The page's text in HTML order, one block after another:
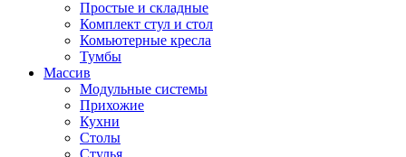
Простые и складные
Комплект стул и стол
Комьютерные кресла
Тумбы
Массив
Модульные системы
Прихожие
Кухни
Столы